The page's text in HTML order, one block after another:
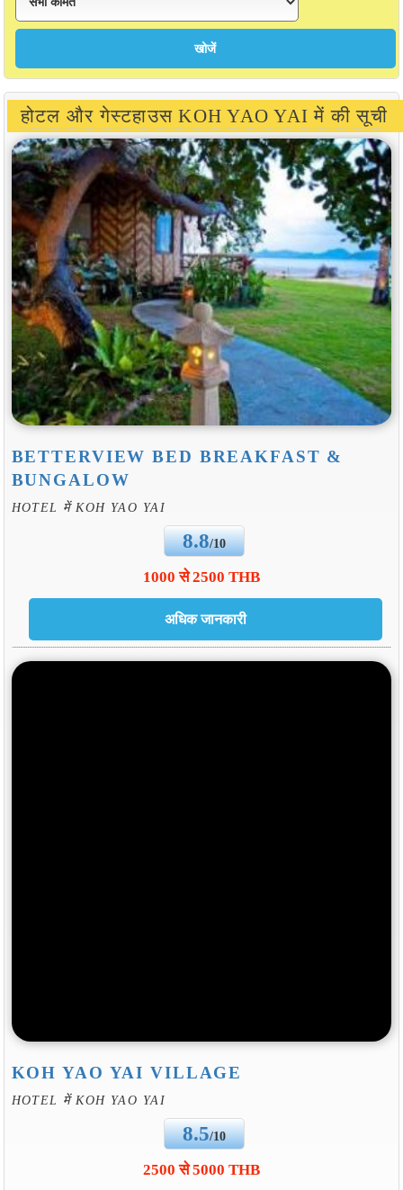
होटल और गेस्टहाउस KOH YAO YAI में की सूची
BETTERVIEW BED BREAKFAST &
BUNGALOW
HOTEL में KOH YAO YAI
8.8/10
1000 से 2500 THB
KOH YAO YAI VILLAGE
HOTEL में KOH YAO YAI
8.5/10
2500 से 5000 THB